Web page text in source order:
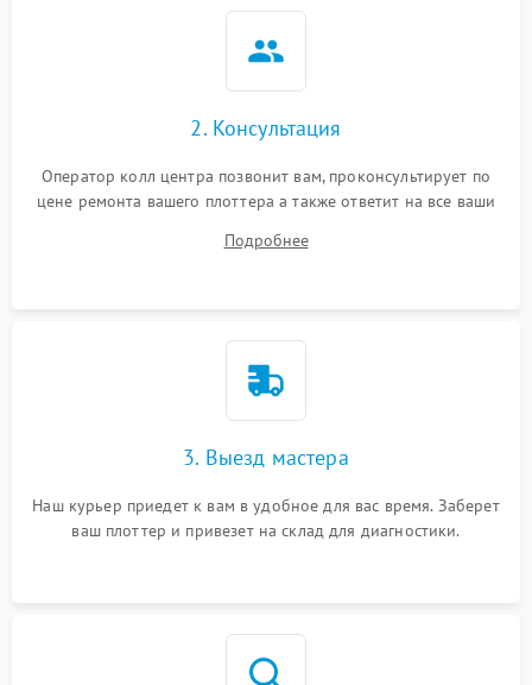
2. Консультация
Оператор колл центра позвонит вам, проконсультирует по
цене ремонта вашего плоттера а также ответит на все ваши
Подробнее
3. Выезд мастера
Наш курьер приедет к вам в удобное для вас время. Заберет
ваш плоттер и привезет на склад для диагностики.